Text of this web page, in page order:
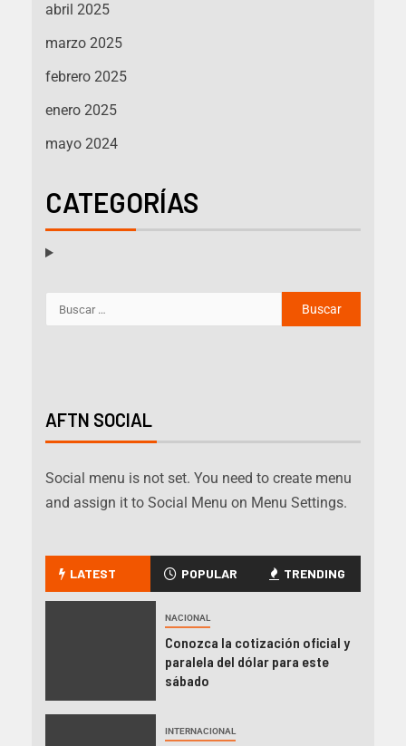
abril 2025
marzo 2025
febrero 2025
enero 2025
mayo 2024
CATEGORÍAS
AFTN SOCIAL
Social menu is not set. You need to create menu
and assign it to Social Menu on Menu Settings.
LATEST POPULAR TRENDING
NACIONAL
Conozca la cotización oficial y
paralela del dólar para este
sábado
INTERNACIONAL